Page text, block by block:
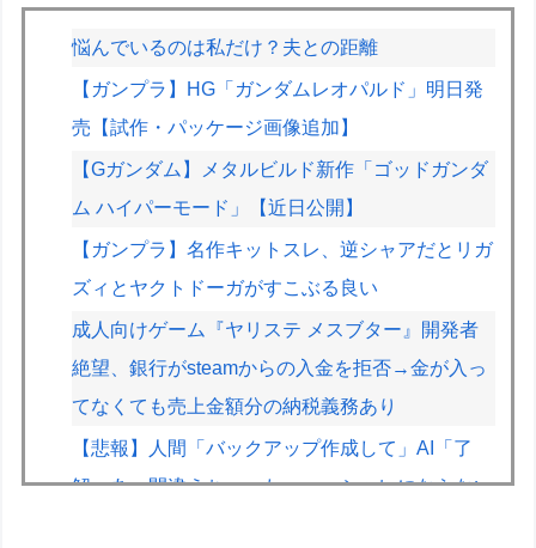
悩んでいるのは私だけ？夫との距離
【ガンプラ】HG「ガンダムレオパルド」明日発
売【試作・パッケージ画像追加】
【Gガンダム】メタルビルド新作「ゴッドガンダ
ム ハイパーモード」【近日公開】
【ガンプラ】名作キットスレ、逆シャアだとリガ
ズィとヤクトドーガがすこぶる良い
成人向けゲーム『ヤリステ メスブター』開発者
絶望、銀行がsteamからの入金を拒否→金が入っ
てなくても売上金額分の納税義務あり
【悲報】人間「バックアップ作成して」AI「了
解。あ、間違えちゃったｗ」→シャレにならない